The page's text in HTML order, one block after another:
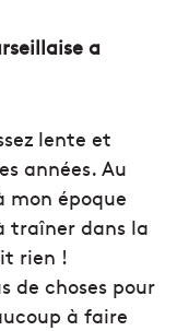
a
lente et
années. Au
mon époque
traîner dans la
rien !
de choses pour
à faire